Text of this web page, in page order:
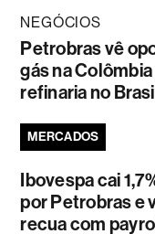
NEGÓCIOS
Petrobras vê
gás na
refinaria no
MERCADOS
Ibovespa cai
por Petrobras e
recua com